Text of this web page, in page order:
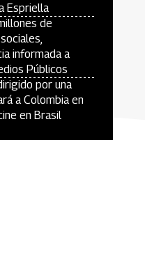
Espriella
de
informada a
Públicos
por una
a Colombia en
en Brasil